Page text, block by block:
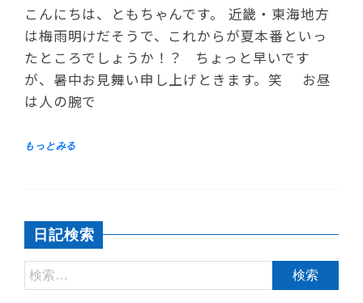
こんにちは、ともちゃんです。 近畿・東海地方
は梅雨明けだそうで、これからが夏本番といっ
たところでしょうか！？ ちょっと早いです
が、暑中お見舞い申し上げときます。笑 お昼
は人の腕で
日記検索